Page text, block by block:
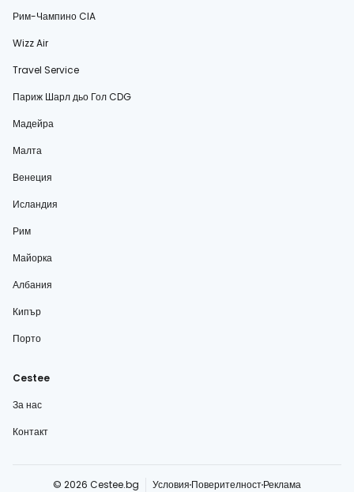
Рим-Чампино CIA
Wizz Air
Travel Service
Париж Шарл дьо Гол CDG
Мадейра
Малта
Венеция
Исландия
Рим
Майорка
Албания
Кипър
Порто
Cestee
За нас
Контакт
© 2026 Cestee.bg Условия ПоверителностРеклама